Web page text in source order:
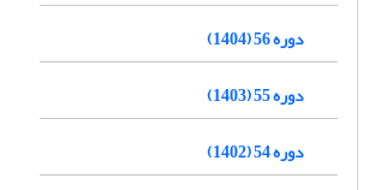
دوره 56 (1404)
دوره 55 (1403)
دوره 54 (1402)